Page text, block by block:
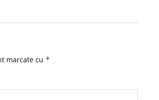
marcate cu *